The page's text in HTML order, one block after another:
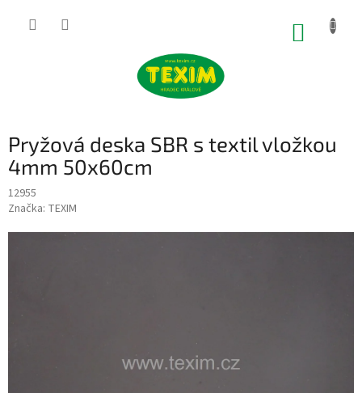
Pryžová deska SBR s textil vložkou
4mm 50x60cm
12955
Značka: TEXIM